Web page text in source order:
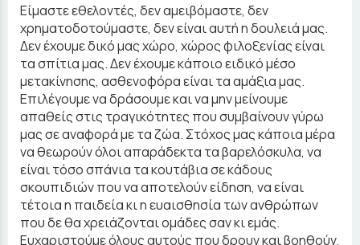
Είμαστε εθελοντές, δεν αμειβόμαστε, δεν
χρηματοδοτούμαστε, δεν είναι αυτή η δουλειά μας.
Δεν έχουμε δικό μας χώρο, χώρος φιλοξενίας είναι
τα σπίτια μας. Δεν έχουμε κάποιο ειδικό μέσο
μετακίνησης, ασθενοφόρα είναι τα αμάξια μας.
Επιλέγουμε να δράσουμε και να μην μείνουμε
απαθείς στις τραγικότητες που συμβαίνουν γύρω
μας σε αναφορά με τα ζώα. Στόχος μας κάποια μέρα
να θεωρούν όλοι απαράδεκτα τα βαρελόσκυλα, να
είναι τόσο σπάνια τα κουτάβια σε κάδους
σκουπιδιών που να αποτελούν είδηση, να είναι
τέτοια η παιδεία κι η ευαισθησία των ανθρώπων
που δε θα χρειάζονται ομάδες σαν κι εμάς.
Ευχαριστούμε όλους αυτούς που δρουν και βοηθούν,